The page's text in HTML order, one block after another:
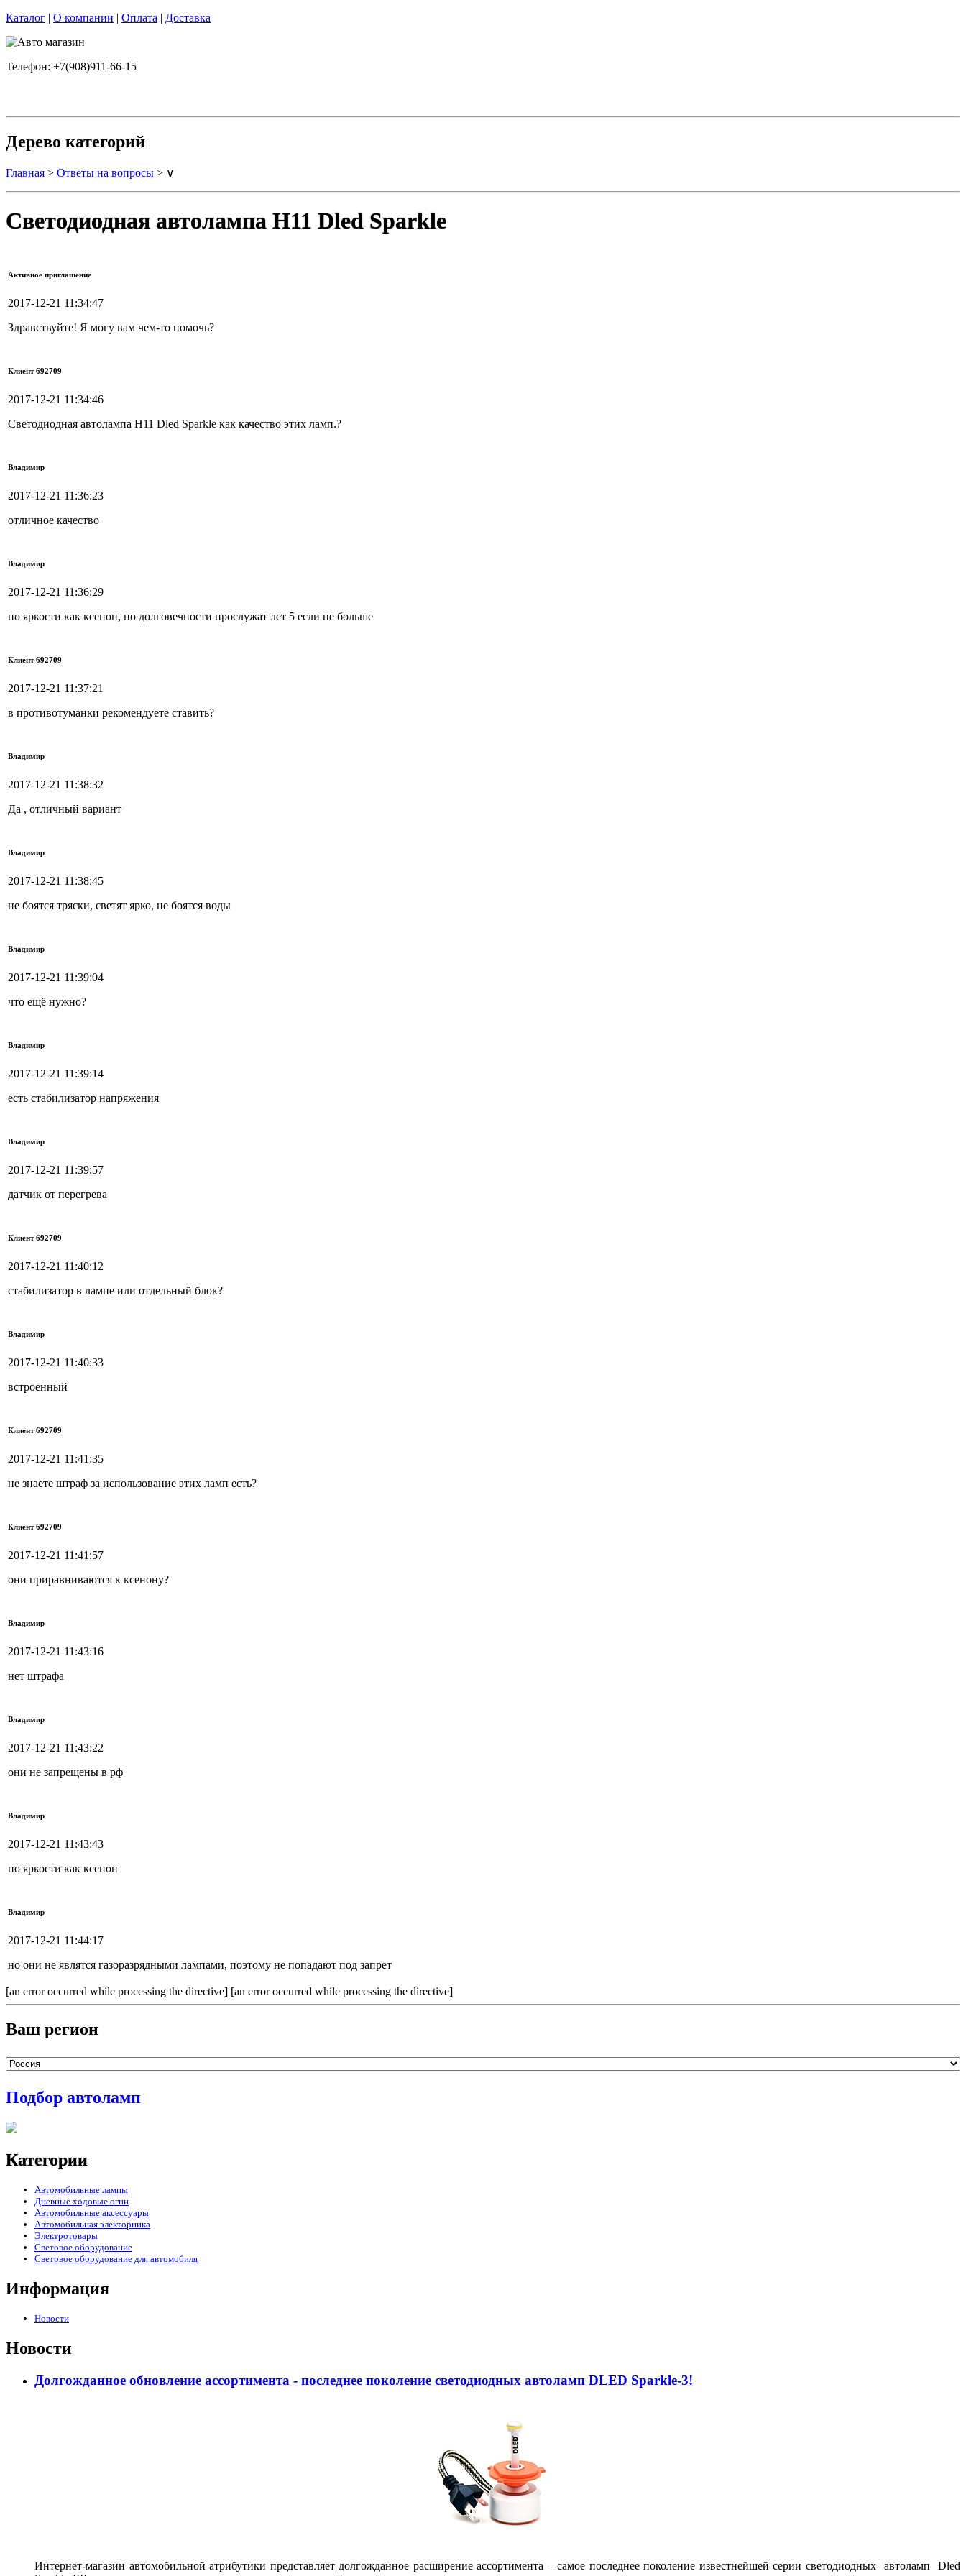
Каталог | О компании | Оплата | Доставка
Телефон: +7(908)911-66-15
Дерево категорий
Главная > Ответы на вопросы > ∨
Светодиодная автолампа H11 Dled Sparkle
Активное приглашение
2017-12-21 11:34:47
Здравствуйте! Я могу вам чем-то помочь?
Клиент 692709
2017-12-21 11:34:46
Светодиодная автолампа H11 Dled Sparkle как качество этих ламп.?
Владимир
2017-12-21 11:36:23
отличное качество
Владимир
2017-12-21 11:36:29
по яркости как ксенон, по долговечности прослужат лет 5 если не больше
Клиент 692709
2017-12-21 11:37:21
в противотуманки рекомендуете ставить?
Владимир
2017-12-21 11:38:32
Да , отличный вариант
Владимир
2017-12-21 11:38:45
не боятся тряски, светят ярко, не боятся воды
Владимир
2017-12-21 11:39:04
что ещё нужно?
Владимир
2017-12-21 11:39:14
есть стабилизатор напряжения
Владимир
2017-12-21 11:39:57
датчик от перегрева
Клиент 692709
2017-12-21 11:40:12
стабилизатор в лампе или отдельный блок?
Владимир
2017-12-21 11:40:33
встроенный
Клиент 692709
2017-12-21 11:41:35
не знаете штраф за использование этих ламп есть?
Клиент 692709
2017-12-21 11:41:57
они приравниваются к ксенону?
Владимир
2017-12-21 11:43:16
нет штрафа
Владимир
2017-12-21 11:43:22
они не запрещены в рф
Владимир
2017-12-21 11:43:43
по яркости как ксенон
Владимир
2017-12-21 11:44:17
но они не являтся газоразрядными лампами, поэтому не попадают под запрет
[an error occurred while processing the directive] [an error occurred while processing the directive]
Ваш регион
Подбор автоламп
Категории
Автомобильные лампы
Дневные ходовые огни
Автомобильные аксессуары
Автомобильная электорника
Электротовары
Световое оборудование
Световое оборудование для автомобиля
Информация
Новости
Новости
Долгожданное обновление ассортимента - последнее поколение светодиодных автоламп DLED Sparkle-3!
Интернет-магазин автомобильной атрибутики представляет долгожданное расширение ассортимента – самое последнее поколение известнейшей серии светодиодных автоламп Dled